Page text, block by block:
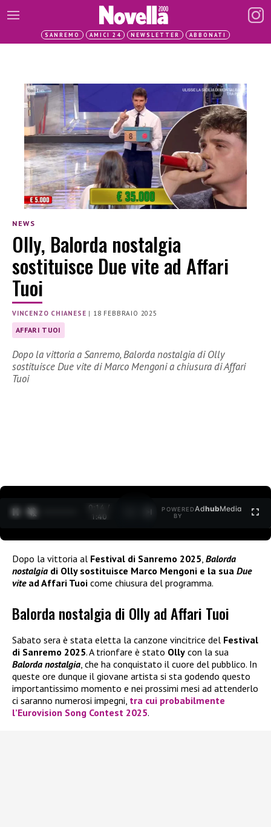
SANREMO AMICI 24 NEWSLETTER ABBONATI
NEWS
Olly, Balorda nostalgia
sostituisce Due vite ad Affari
Tuoi
VINCENZO CHIANESE | 18 FEBBRAIO 2025
AFFARI TUOI
Dopo la vittoria a Sanremo, Balorda nostalgia di Olly
sostituisce Due vite di Marco Mengoni a chiusura di Affari
Tuoi
0:15 /
1:40
POWERED
BY
AdhubMedia
Dopo la vittoria al Festival di Sanremo 2025 Balorda
nostalgia di Olly sostituisce Marco Mengoni e la sua Due
vitead Affari Tuoi come chiusura del programma.
Balorda nostalgia di Olly ad Affari Tuoi
Sabato sera è stata eletta la canzone vincitrice del Festival
di Sanremo 2025. A trionfare è stato Olly con la sua
Balorda nostalgia, che ha conquistato il cuore del pubblico. In
queste ore dunque il giovane artista si sta godendo questo
importantissimo momento e nei prossimi mesi ad attenderlo
ci saranno numerosi impegni, tra cui probabilmente
l’Eurovision Song Contest 2025.